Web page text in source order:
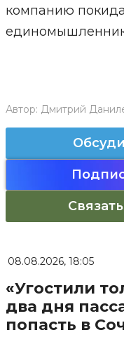
компанию
Автор: Дмитрий
08.08.2026, 18:05
«Угостили
два дня
попасть в